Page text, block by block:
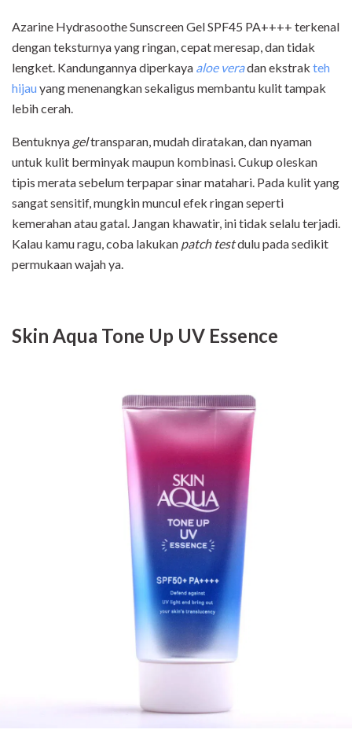
Azarine Hydrasoothe Sunscreen Gel SPF45 PA++++ terkenal
dengan teksturnya yang ringan, cepat meresap, dan tidak
lengket. Kandungannya diperkaya aloe veradan ekstrak teh
hijauyang menenangkan sekaligus membantu kulit tampak
lebih cerah.
Bentuknya geltransparan, mudah diratakan, dan nyaman
untuk kulit berminyak maupun kombinasi. Cukup oleskan
tipis merata sebelum terpapar sinar matahari. Pada kulit yang
sangat sensitif, mungkin muncul efek ringan seperti
kemerahan atau gatal. Jangan khawatir, ini tidak selalu terjadi.
Kalau kamu ragu, coba lakukan patch testdulu pada sedikit
permukaan wajah ya.
Skin Aqua Tone Up UV Essence